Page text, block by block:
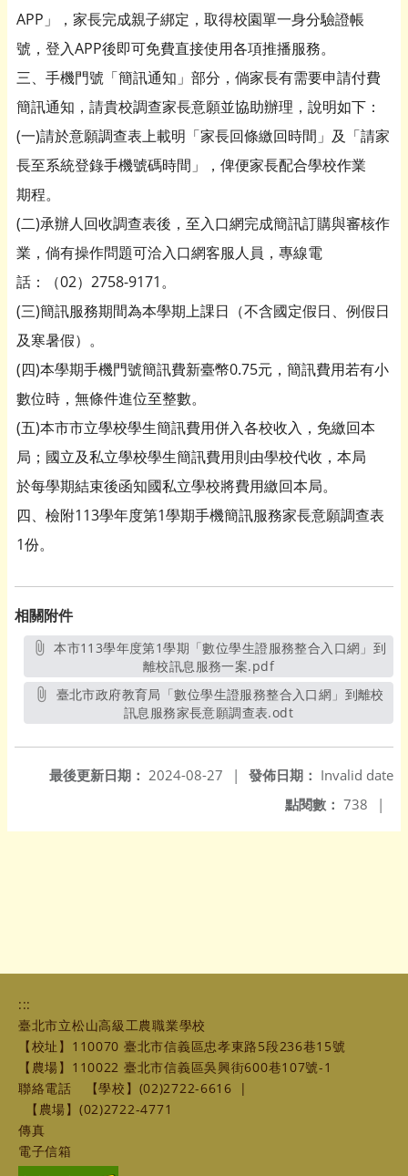
APP」，家長完成親子綁定，取得校園單一身分驗證帳
號，登入APP後即可免費直接使用各項推播服務。
三、手機門號「簡訊通知」部分，倘家長有需要申請付費
簡訊通知，請貴校調查家長意願並協助辦理，說明如下：
(一)請於意願調查表上載明「家長回條繳回時間」及「請家
長至系統登錄手機號碼時間」，俾便家長配合學校作業
期程。
(二)承辦人回收調查表後，至入口網完成簡訊訂購與審核作
業，倘有操作問題可洽入口網客服人員，專線電
話：（02）2758-9171。
(三)簡訊服務期間為本學期上課日（不含國定假日、例假日
及寒暑假）。
(四)本學期手機門號簡訊費新臺幣0.75元，簡訊費用若有小
數位時，無條件進位至整數。
(五)本市市立學校學生簡訊費用併入各校收入，免繳回本
局；國立及私立學校學生簡訊費用則由學校代收，本局
於每學期結束後函知國私立學校將費用繳回本局。
四、檢附113學年度第1學期手機簡訊服務家長意願調查表
1份。
相關附件
本市113學年度第1學期「數位學生證服務整合入口網」到
離校訊息服務一案.pdf另開新視窗
訊息服務家長意願調查表.odt
發佈日期： Invalid date
最後更新日期： 2024-08-27
|
點閱數： 738 |
:::
臺北市立松山高級工農職業學校
【校址】110070 臺北市信義區忠孝東路5段236巷15號
【農場】110022 臺北市信義區吳興街600巷107號-1
聯絡電話
【學校】(02)2722-6616
|
【農場】(02)2722-4771
傳真
電子信箱